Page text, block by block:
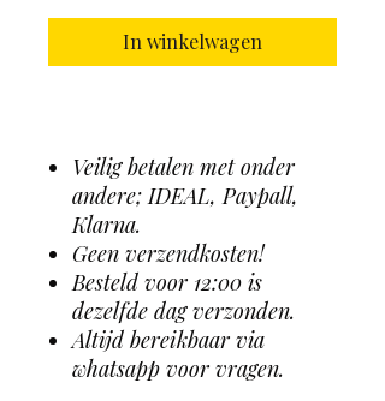
In winkelwagen
Veilig betalen met onder
andere; IDEAL, Paypall,
Klarna.
Geen verzendkosten!
Besteld voor 12:00 is
dezelfde dag verzonden.
Altijd bereikbaar via
whatsapp voor vragen.